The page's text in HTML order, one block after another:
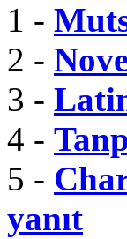
1 -
2 -
3 -
4 -
5 -
yanıt